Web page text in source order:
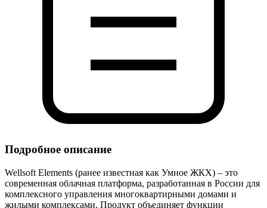
Подробное описание
Wellsoft Elements (ранее известная как Умное ЖКХ) – это
современная облачная платформа, разработанная в России для
комплексного управления многоквартирными домами и
жилыми комплексами. Продукт объединяет функции